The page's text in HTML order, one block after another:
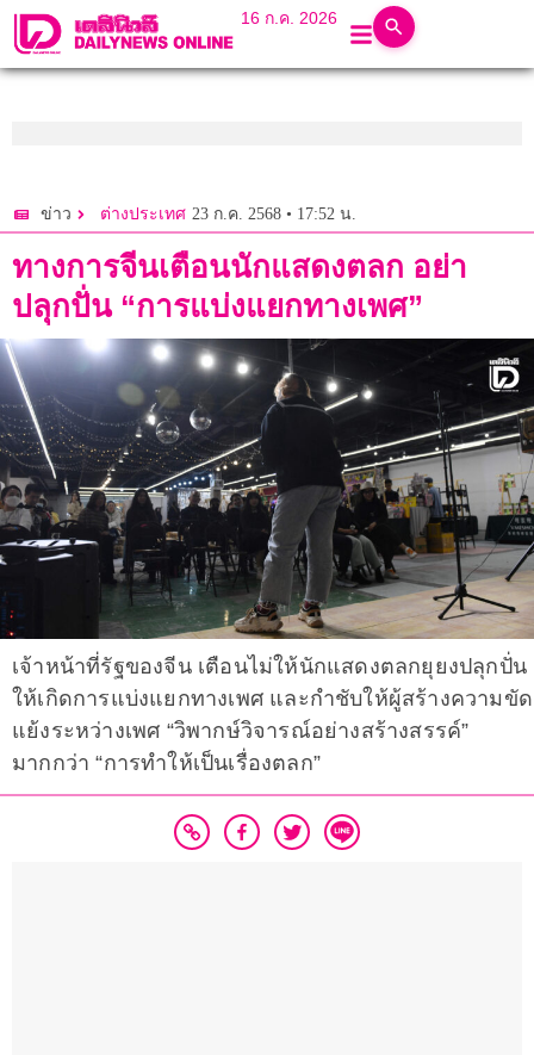
16 ก.ค. 2026
ข่าว ต่างประเทศ 23 ก.ค. 2568 • 17:52 น.
ทางการจีนเตือนนักแสดงตลก อย่า
ปลุกปั่น “การแบ่งแยกทางเพศ”
เจ้าหน้าที่รัฐของจีน เตือนไม่ให้นักแสดงตลกยุยงปลุกปั่น
ให้เกิดการแบ่งแยกทางเพศ และกำชับให้ผู้สร้างความขัด
แย้งระหว่างเพศ “วิพากษ์วิจารณ์อย่างสร้างสรรค์”
มากกว่า “การทำให้เป็นเรื่องตลก”